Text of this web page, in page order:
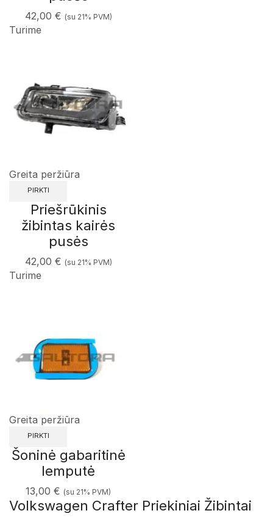
42,00 € (su 21% PVM)
Turime
Greita peržiūra
PIRKTI
Priešrūkinis
žibintas kairės
pusės
42,00 € (su 21% PVM)
Turime
Greita peržiūra
PIRKTI
Šoninė gabaritinė
lemputė
13,00 € (su 21% PVM)
Volkswagen Crafter Priekiniai Žibintai